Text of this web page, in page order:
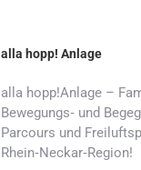
alla hopp! Anlage
alla hopp!Anlage –
Bewegungs‑ und
Parcours und
Rhein‑Neckar‑Region!